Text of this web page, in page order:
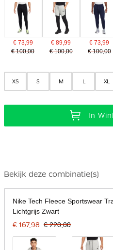
€ 73,99
€ 100,00
€ 89,99
€ 100,00
€ 73,99
€ 100,00
XS S M L XL
In
Bekijk deze combinatie(s)
Nike Tech Fleece Sportswear
Lichtgrijs Zwart
€ 167,98 € 220,00